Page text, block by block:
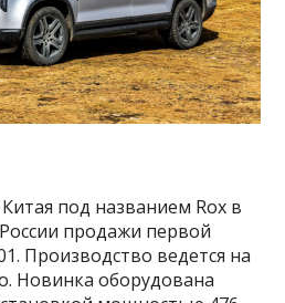
под названием Rox в
продажи первой
Производство ведется на
Новинка оборудована